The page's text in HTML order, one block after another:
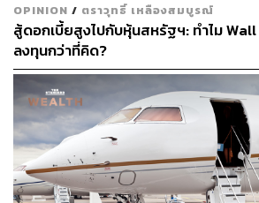
OPINION / ตราวุทธิ์ เหลืองสมบูรณ์
สู้ดอกเบี้ยสูงไปกับหุ้นสหรัฐฯ: ทำไม
ลงทุนกว่าที่คิด?